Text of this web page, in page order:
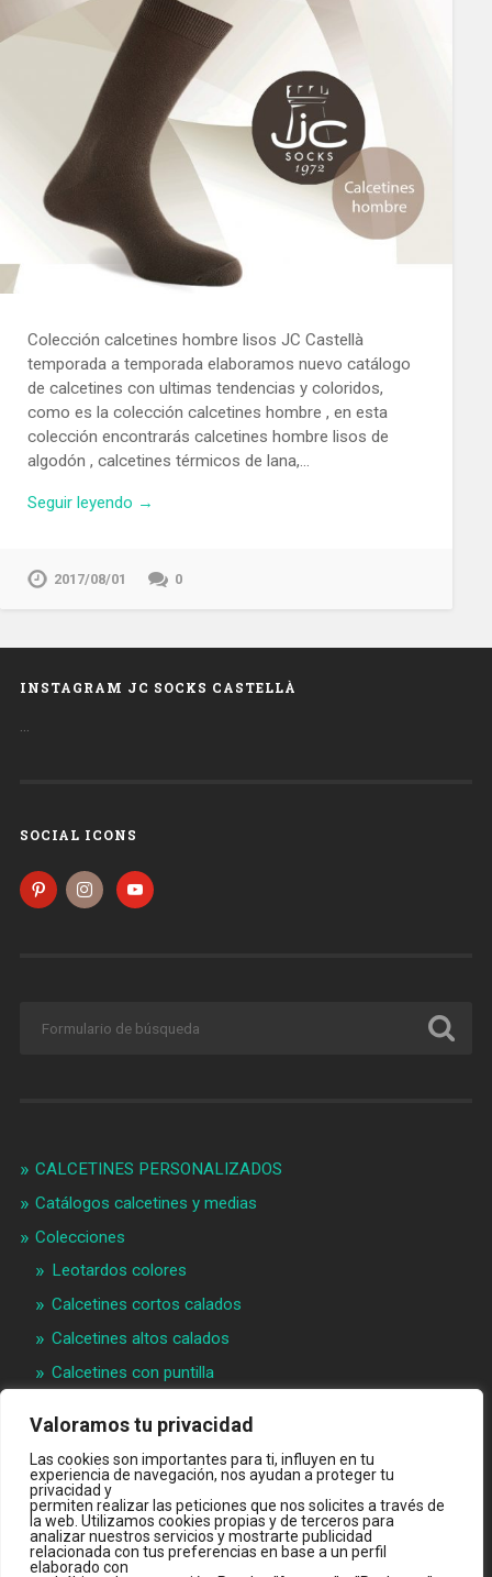
Valoramos tu privacidad
Las cookies son importantes para ti, influyen en tu
experiencia de navegación, nos ayudan a proteger tu
privacidad y
permiten realizar las peticiones que nos solicites a través de
la web. Utilizamos cookies propias y de terceros para
analizar nuestros servicios y mostrarte publicidad
relacionada con tus preferencias en base a un perfil
elaborado con
Colección calcetines hombre lisos JC Castellà
temporada a temporada elaboramos nuevo catálogo
de calcetines con ultimas tendencias y coloridos,
como es la colección calcetines hombre , en esta
colección encontrarás calcetines hombre lisos de
algodón , calcetines térmicos de lana,…
Seguir leyendo →
2017/08/01 0
INSTAGRAM JC SOCKS CASTELLÀ
…
SOCIAL ICONS
CALCETINES PERSONALIZADOS
Catálogos calcetines y medias
Colecciones
Leotardos colores
Calcetines cortos calados
Calcetines altos calados
Calcetines con puntilla
Materias primeras
Videos
Quiénes somos
Contacto